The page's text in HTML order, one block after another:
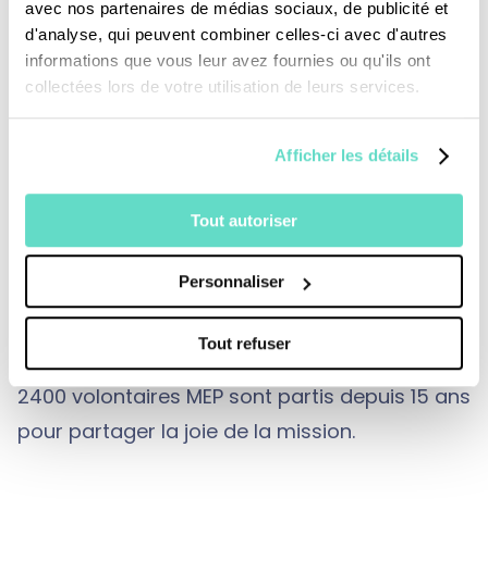
avec nos partenaires de médias sociaux, de publicité et
d'analyse, qui peuvent combiner celles-ci avec d'autres
informations que vous leur avez fournies ou qu'ils ont
collectées lors de votre utilisation de leurs services.
Afficher les détails
Tout autoriser
Personnaliser
Tout refuser
cela qui pousse les volontaires en mission.
Impuissant face à la misère de ces enfants,
au terme de son périple, Charles sent grandir
4311 prêtres desMissions Etrangères de Paris
ont donné leur vie pour la mission depuis 360
ans. Ils oeuvrent encore aujourd’hui en Asie et
dans l’Océan Indien.
2400 volontaires MEP sont partis depuis 15 ans
pour partager la joie de la mission.